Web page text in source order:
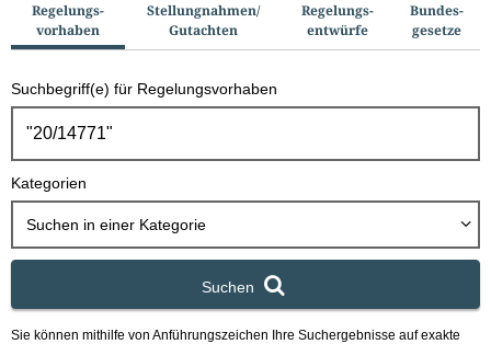
u
c
h
o
Regelungs­
vorhaben
Stellungnahmen/​
Gutachten
Regelungs­
entwürfe
Bundes­
gesetze
Suchbegriff(e) für Regelungsvorhaben
Kategorien
Suchen in einer Kategorie
Suchen
Sie können mithilfe von Anführungszeichen Ihre Suchergebnisse auf exakte